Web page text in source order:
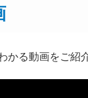
かる動画をご紹